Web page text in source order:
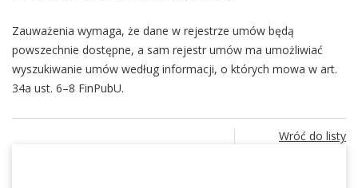
Zauważenia wymaga, że dane w rejestrze umów będą
powszechnie dostępne, a sam rejestr umów ma umożliwiać
wyszukiwanie umów według informacji, o których mowa w art.
34a ust. 6–8 FinPubU.
Wróć do listy